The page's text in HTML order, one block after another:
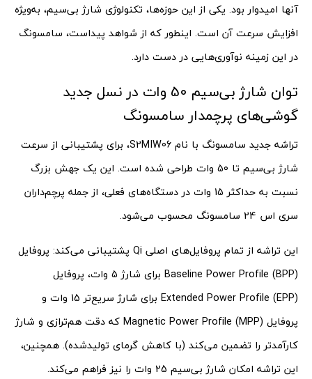
آنها امیدوار بود. یکی از این حوزه‌ها، تکنولوژی شارژ بی‌سیم، به‌ویژه
افزایش سرعت آن است. اینطور که از شواهد پیداست، سامسونگ
در این زمینه نوآوری‌هایی در دست دارد.
توان شارژ بی‌سیم 50 وات در نسل جدید
گوشی‌های پرچمدار سامسونگ
تراشه جدید سامسونگ با نام S2MIW06، برای پشتیبانی از سرعت
شارژ بی‌سیم تا 50 وات طراحی شده است. این یک جهش بزرگ
نسبت به حداکثر 15 وات در دستگاه‌های فعلی، از جمله پرچم‌داران
سری اس 24 سامسونگ محسوب می‌شود.
این تراشه از تمام پروفایل‌های اصلی Qi پشتیبانی می‌کند: پروفایل
Baseline Power Profile (BPP) برای شارژ 5 وات، پروفایل
Extended Power Profile (EPP) برای شارژ سریع‌تر 15 وات و
پروفایل Magnetic Power Profile (MPP) که دقت هم‌ترازی و شارژ
کارآمدتر را تضمین می‌کند (با کاهش گرمای تولیدشده). همچنین،
این تراشه امکان شارژ بی‌سیم 25 وات را نیز فراهم می‌کند.